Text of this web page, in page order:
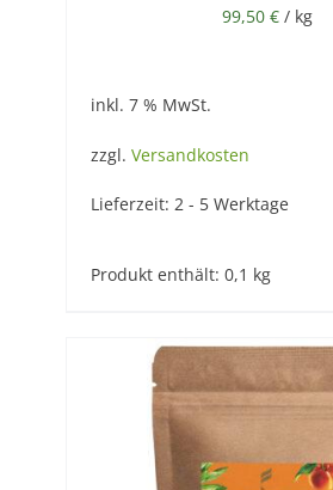
99,50 € / kg
inkl. 7 % MwSt.
zzgl. Versandkosten
Lieferzeit: 2 - 5 Werktage
Produkt enthält: 0,1 kg